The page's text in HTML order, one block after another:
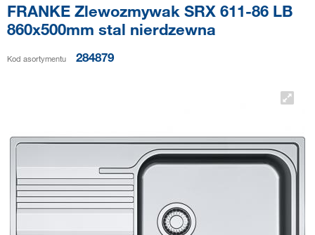
FRANKE Zlewozmywak SRX 611-86 LB
860x500mm stal nierdzewna
Kod asortymentu 284879